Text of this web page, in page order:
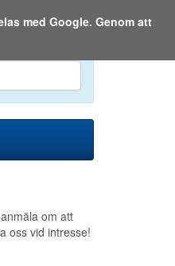
6 augusti 2026
om att
oss vid intresse!
med Google. Genom att